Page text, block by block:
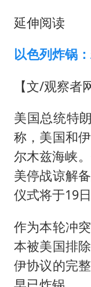
延伸阅读
以色列炸锅
【文/观察者
美国总统特
称，美国和
尔木兹海峡
美停战谅解
仪式将于19
作为本轮冲
本被美国排
伊协议的完